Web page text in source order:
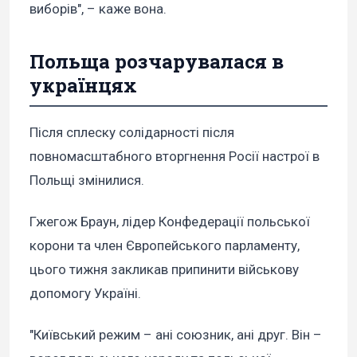
виборів", – каже вона.
Польща розчарувалася в
українцях
Після сплеску солідарності після
повномасштабного вторгнення Росії настрої в
Польщі змінилися.
Гжегож Браун, лідер Конфедерації польської
корони та член Європейського парламенту,
цього тижня закликав припинити військову
допомогу Україні.
"Київський режим – ані союзник, ані друг. Він –